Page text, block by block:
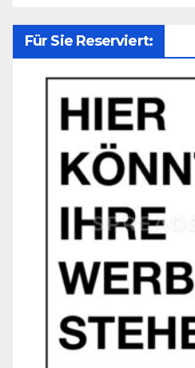
Für Sie Reserviert: